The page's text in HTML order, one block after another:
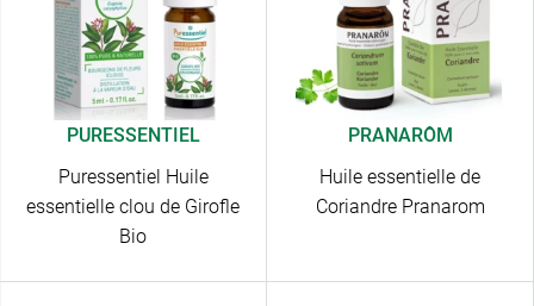
PURESSENTIEL
Puressentiel Huile
essentielle clou de Girofle
Bio
PRANARÔM
Huile essentielle de
Coriandre Pranarom